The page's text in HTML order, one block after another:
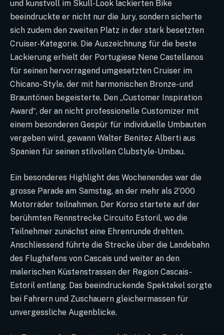
und kunstvoll im Skull-Look lackierten Bike
beeindruckte er nicht nur die Jury, sondern sicherte
sich zudem den zweiten Platz in der stark besetzten
Cruiser-Kategorie. Die Auszeichnung für die beste
Lackierung erhielt der Portugiese Nene Castellanos
für seinen hervorragend umgesetzten Cruiser im
Chicano-Style, der mit harmonischen Bronze- und
Brauntönen begeisterte. Den „Customer Inspiration
Award“, der an nicht professionelle Customizer mit
einem besonderen Gespür für individuelle Umbauten
vergeben wird, gewann Walter Benitez Alberti aus
Spanien für seinen stilvollen Clubstyle-Umbau.
Ein besonderes Highlight des Wochenendes war die
grosse Parade am Samstag, an der mehr als 2’000
Motorräder teilnahmen. Der Korso startete auf der
berühmten Rennstrecke Circuito Estoril, wo die
Teilnehmer zunächst eine Ehrenrunde drehten.
Anschliessend führte die Strecke über die Landebahn
des Flughafens von Cascais und weiter an den
malerischen Küstenstrassen der Region Cascais-
Estoril entlang. Das beeindruckende Spektakel sorgte
bei Fahrern und Zuschauern gleichermassen für
unvergessliche Augenblicke.